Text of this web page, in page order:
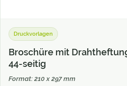
Druckvorlagen
Broschüre mit
44-seitig
Format: 210 x 297 mm